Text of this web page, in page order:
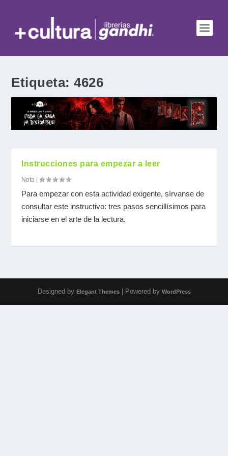
Etiqueta:4626
Instrucciones para empezar a leer
Nota |
Para empezar con esta actividad exigente, sírvanse de
consultar este instructivo: tres pasos sencillísimos para
iniciarse en el arte de la lectura.
Designed by Elegant Themes| Powered by WordPress